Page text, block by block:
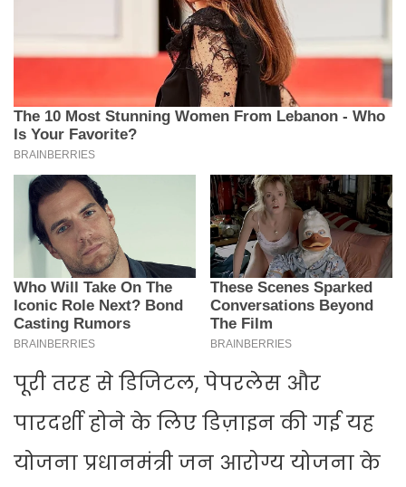
पूरी तरह से डिजिटल, पेपरलेस और
पारदर्शी होने के लिए डिज़ाइन की गई यह
योजना प्रधानमंत्री जन आरोग्य योजना के